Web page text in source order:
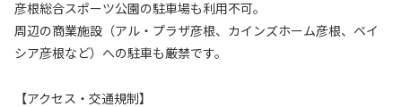
彦根総合スポーツ公園の駐車場も利用不可。
周辺の商業施設（アル・プラザ彦根、カインズホーム彦根、ベイ
シア彦根など）への駐車も厳禁です。
【アクセス・交通規制】